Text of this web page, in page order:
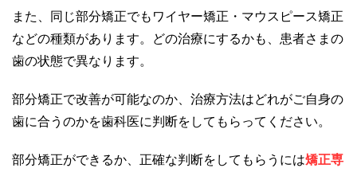
また、同じ部分矯正でもワイヤー矯正・マウスピース矯正
などの種類があります。どの治療にするかも、患者さまの
歯の状態で異なります。
部分矯正で改善が可能なのか、治療方法はどれがご自身の
歯に合うのかを歯科医に判断をしてもらってください。
部分矯正ができるか、正確な判断をしてもらうには矯正専